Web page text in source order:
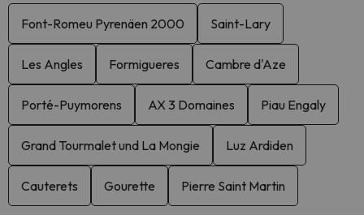
Font-Romeu Pyrenäen 2000 Saint-Lary
Les Angles Formigueres Cambre d'Aze
Porté-Puymorens AX 3 Domaines Piau Engaly
Grand Tourmalet und La Mongie Luz Ardiden
Cauterets Gourette Pierre Saint Martin